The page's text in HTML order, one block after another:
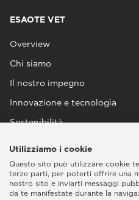
ESAOTE VET
Overview
Chi siamo
Il nostro impegno
Innovazione e tecnologia
Sostenibilità
Utilizziamo i cookie
Questo sito può utilizzare cookie
terze parti, per poterti offrire una
nostro sito e inviarti messaggi
da te manifestate durante la